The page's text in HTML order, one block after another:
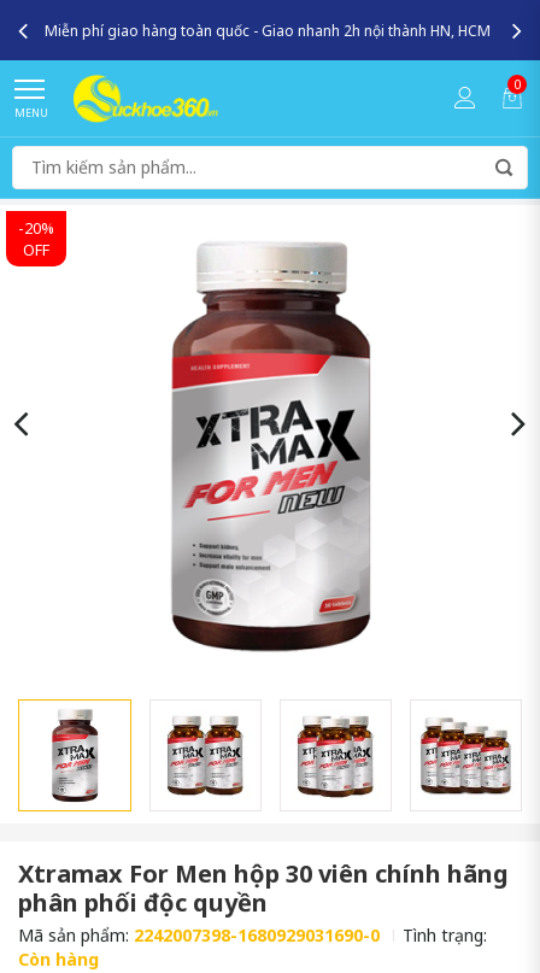
Miễn phí giao hàng toàn quốc - Giao nhanh 2h nội thành HN, HCM
MENU
0
-20%
OFF
Xtramax For Men hộp 30 viên chính hãng
phân phối độc quyền
Mã sản phẩm: 2242007398-1680929031690-0
Tình trạng:
Còn hàng